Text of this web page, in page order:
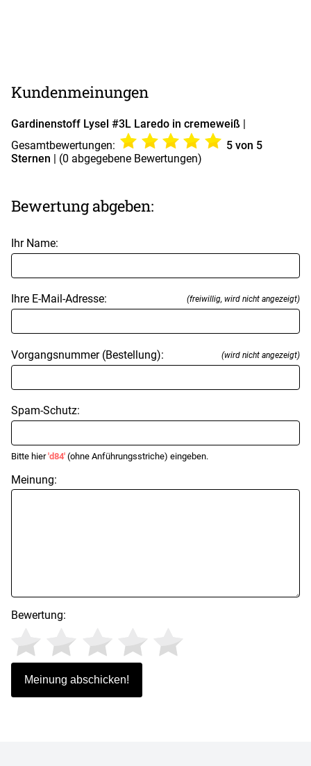
Kundenmeinungen
Gardinenstoff Lysel #3L Laredo in cremeweiß |
Gesamtbewertungen:
5von 5
Sternen | (0 abgegebene Bewertungen)
Bewertung abgeben:
Ihr Name:
Ihre E-Mail-Adresse: (freiwillig, wird nicht angezeigt)
Vorgangsnummer (Bestellung): (wird nicht angezeigt)
Spam-Schutz:
Bitte hier'd84' (ohne Anführungsstriche) eingeben.
Meinung:
Bewertung: